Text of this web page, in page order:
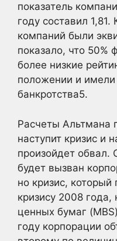
показатель
году составил
компаний были
показало, что
более низкие
положении и
банкротства5.
Расчеты Альтмана
наступит кризис и
произойдет обвал.
будет вызван
но кризис,
кризису 2008 года,
ценных бумаг
году корпорации